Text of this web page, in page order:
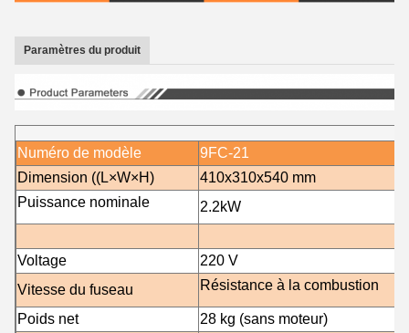
Paramètres du produit
Numéro de modèle
9FC-21
Dimension ((L×W×H)
410x310x540 mm
Puissance nominale
2.2kW
Voltage
220 V
Vitesse du fuseau
Résistance à la combustion
Poids net
28 kg (sans moteur)